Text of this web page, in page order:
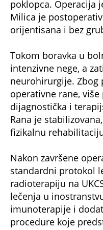
Milica je
orijentisana i bez
intenzivne nege, a
neurohirurgije. Zbog
operativne rane,
dijagnostička i
Rana je
fizikalnu
standardni protokol
radioterapiju na
lečenja u
imunoterapije i
procedure koje
protiv ove teške